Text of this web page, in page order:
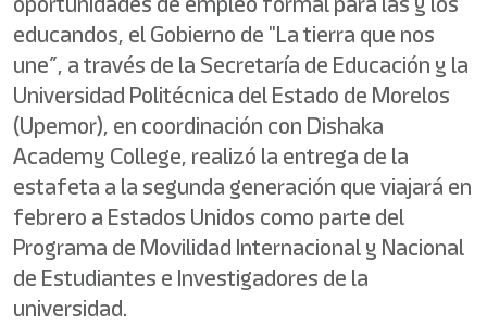
educandos, el Gobierno de "La tierra que nos
une”, a través de la Secretaría de Educación y la
Universidad Politécnica del Estado de Morelos
(Upemor), en coordinación con Dishaka
Academy College, realizó la entrega de la
estafeta a la segunda generación que viajará en
febrero a Estados Unidos como parte del
Programa de Movilidad Internacional y Nacional
de Estudiantes e Investigadores de la
universidad.